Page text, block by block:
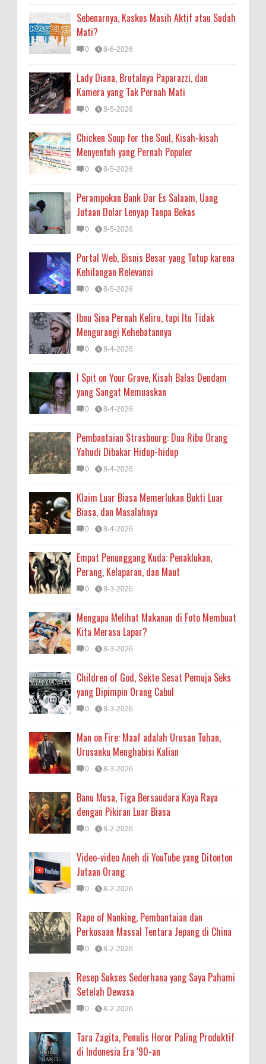
Sebenarnya, Kaskus Masih Aktif atau Sudah
Mati?
0 8-6-2026
Lady Diana, Brutalnya Paparazzi, dan
Kamera yang Tak Pernah Mati
0 8-5-2026
Chicken Soup for the Soul, Kisah-kisah
Menyentuh yang Pernah Populer
0 8-5-2026
Perampokan Bank Dar Es Salaam, Uang
Jutaan Dolar Lenyap Tanpa Bekas
0 8-5-2026
Portal Web, Bisnis Besar yang Tutup karena
Kehilangan Relevansi
0 8-5-2026
Ibnu Sina Pernah Keliru, tapi Itu Tidak
Mengurangi Kehebatannya
0 8-4-2026
I Spit on Your Grave, Kisah Balas Dendam
yang Sangat Memuaskan
0 8-4-2026
Pembantaian Strasbourg: Dua Ribu Orang
Yahudi Dibakar Hidup-hidup
0 8-4-2026
Klaim Luar Biasa Memerlukan Bukti Luar
Biasa, dan Masalahnya
0 8-4-2026
Empat Penunggang Kuda: Penaklukan,
Perang, Kelaparan, dan Maut
0 8-3-2026
Mengapa Melihat Makanan di Foto Membuat
Kita Merasa Lapar?
0 8-3-2026
Children of God, Sekte Sesat Pemuja Seks
yang Dipimpin Orang Cabul
0 8-3-2026
Man on Fire: Maaf adalah Urusan Tuhan,
Urusanku Menghabisi Kalian
0 8-3-2026
Banu Musa, Tiga Bersaudara Kaya Raya
dengan Pikiran Luar Biasa
0 8-2-2026
Video-video Aneh di YouTube yang Ditonton
Jutaan Orang
0 8-2-2026
Rape of Nanking, Pembantaian dan
Perkosaan Massal Tentara Jepang di China
0 8-2-2026
Resep Sukses Sederhana yang Saya Pahami
Setelah Dewasa
0 8-2-2026
Tara Zagita, Penulis Horor Paling Produktif
di Indonesia Era ‘90-an